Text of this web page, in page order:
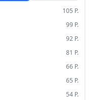
105 P.
99 P.
92 P.
81 P.
66 P.
65 P.
54 P.